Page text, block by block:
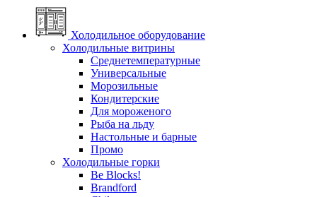
Холодильное оборудование
Холодильные витрины
Среднетемпературные
Универсальные
Морозильные
Кондитерские
Для мороженого
Рыба на льду
Настольные и барные
Промо
Холодильные горки
Be Blocks!
Brandford